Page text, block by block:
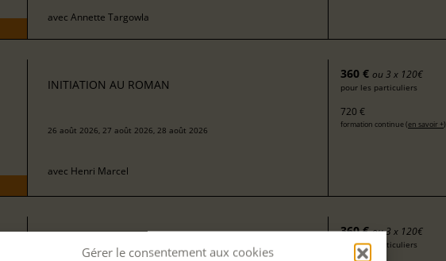
Gérer le consentement aux cookies
avec Annette Targowla
INITIATION AU ROMAN
26 août 2026, 27 août 2026, 28 août 2026
avec Henri Marcel
360 € ou 3 x 120€
pour les particuliers
720 €
formation continue (en savoir +)
360 € ou 3 x 120€
pour les particuliers